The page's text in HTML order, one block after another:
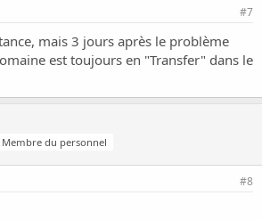
#7
mais 3 jours après le problème
est toujours en "Transfer" dans le
Membre du personnel
#8